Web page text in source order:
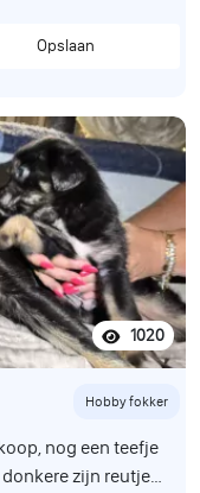
Opslaan
1020
Hobby fokker
nog een teefje
zijn reutjes,